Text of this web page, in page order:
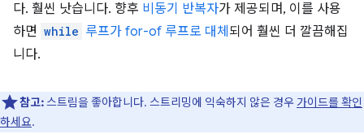
다. 훨씬 낫습니다. 향후 비동기 반복자가 제공되며, 이를 사용
하면 while 루프가 for-of 루프로 대체 되어 훨씬 더 깔끔해집
니다.
참고:스트림을 좋아합니다. 스트리밍에 익숙하지 않은 경우 가이드를 확인
하세요.